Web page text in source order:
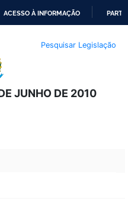
ACESSO À INFORMAÇÃO
Pesquisar Legislação
JUNHO DE 2010